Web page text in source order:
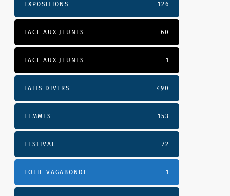
EXPOSITIONS 126
FACE AUX JEUNES 60
FACE AUX JEUNES 1
FAITS DIVERS 490
FEMMES 153
FESTIVAL 72
FOLIE VAGABONDE 1